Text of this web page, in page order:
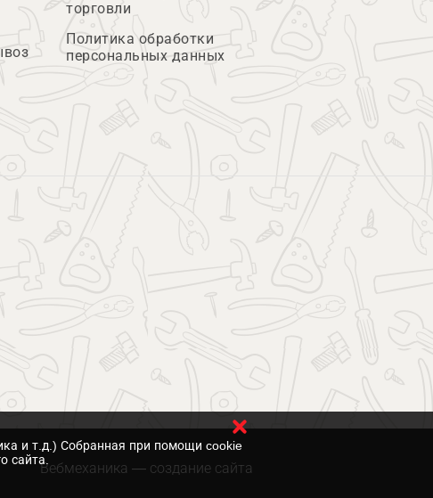
торговли
Политика обработки
персональных данных
Вебмеханика — создание сайта
и т.д.) Собранная при помощи cookie
сайта.